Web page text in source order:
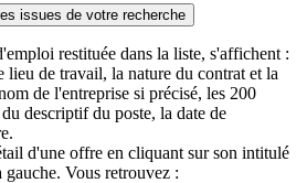
issues de votre recherche
restituée dans la liste, s'affichent :
lieu de travail, la nature du contrat et la
de l'entreprise si précisé, les 200
descriptif du poste, la date de
d'une offre en cliquant sur son intitulé
Vous retrouvez :